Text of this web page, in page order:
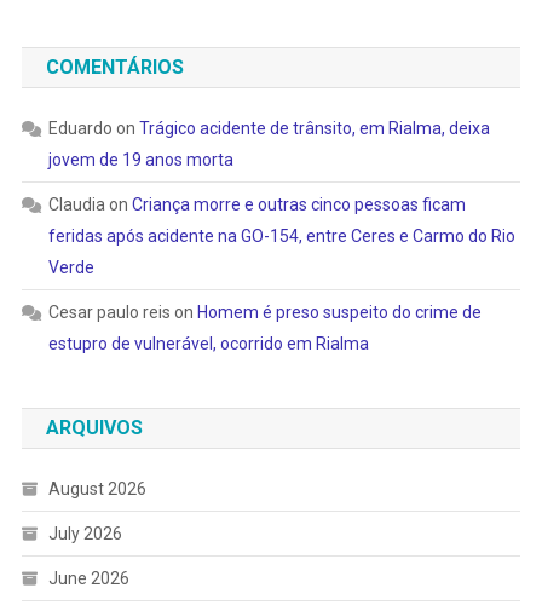
COMENTÁRIOS
Eduardo on Trágico acidente de trânsito, em Rialma, deixa
jovem de 19 anos morta
Claudia on Criança morre e outras cinco pessoas ficam
feridas após acidente na GO-154, entre Ceres e Carmo do Rio
Verde
Cesar paulo reis on Homem é preso suspeito do crime de
estupro de vulnerável, ocorrido em Rialma
ARQUIVOS
August 2026
July 2026
June 2026